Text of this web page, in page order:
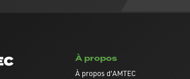
À propos
À propos d'AMTEC